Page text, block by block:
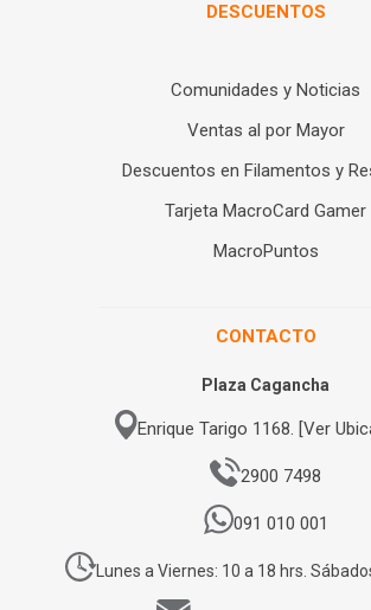
DESCUENTOS
Comunidades y Noticias
Ventas al por Mayor
Descuentos en Filamentos y
Tarjeta MacroCard Gamer
MacroPuntos
CONTACTO
Plaza Cagancha
Enrique Tarigo 1168. [Ver
2900 7498
091 010 001
Lunes a Viernes: 10 a 18 hrs.